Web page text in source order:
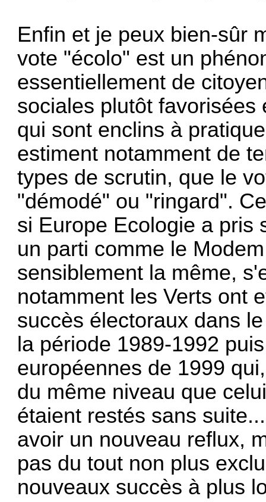
Enfin et je peux bien-sûr
vote "écolo" est un
essentiellement de
sociales plutôt
qui sont enclins à
estiment notamment de
types de scrutin, que le
"démodé" ou "ringard".
si Europe Ecologie a pris
un parti comme le
sensiblement la même,
notamment les Verts ont
succès électoraux dans
la période 1989-1992
européennes de 1999
du même niveau que
étaient restés sans
avoir un nouveau reflux,
pas du tout non plus
nouveaux succès à plus